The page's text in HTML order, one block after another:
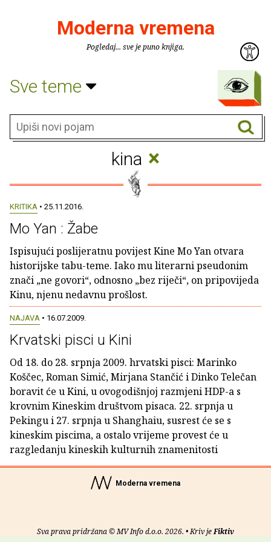
Moderna vremena
Pogledaj... sve je puno knjiga.
Sve teme
kina ×
KRITIKA • 25.11.2016.
Mo Yan : Žabe
Ispisujući poslijeratnu povijest Kine Mo Yan otvara
historijske tabu-teme. Iako mu literarni pseudonim
znači „ne govori“, odnosno „bez riječi“, on pripovijeda
Kinu, njenu nedavnu prošlost.
NAJAVA • 16.07.2009.
Krvatski pisci u Kini
Od 18. do 28. srpnja 2009. hrvatski pisci: Marinko
Koščec, Roman Simić, Mirjana Stančić i Dinko Telečan
boravit će u Kini, u ovogodišnjoj razmjeni HDP-a s
krovnim Kineskim društvom pisaca. 22. srpnja u
Pekingu i 27. srpnja u Shanghaiu, susrest će se s
kineskim piscima, a ostalo vrijeme provest će u
razgledanju kineskih kulturnih znamenitosti
Moderna vremena
Sva prava pridržana © MV Info d.o.o. 2026. • Kriv jeFiktiv